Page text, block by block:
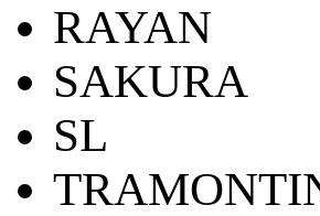
RAYAN
SAKURA
SL